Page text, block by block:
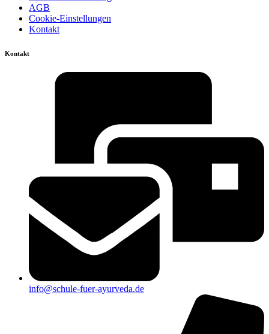
AGB
Cookie-Einstellungen
Kontakt
Kontakt
info@schule-fuer-ayurveda.de